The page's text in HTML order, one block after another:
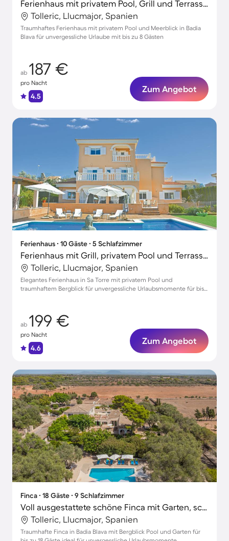
Ferienhaus mit privatem Pool, Grill und Terrasse | Naturblick
Tolleric, Llucmajor, Spanien
Traumhaftes Ferienhaus mit privatem Pool und Meerblick in Badia
Blava für unvergessliche Urlaube mit bis zu 8 Gästen
ab 187 €
pro Nacht
4.5
Zum Angebot
Ferienhaus ∙ 10 Gäste ∙ 5 Schlafzimmer
Ferienhaus mit Grill, privatem Pool und Terrasse | Bergblick
Tolleric, Llucmajor, Spanien
Elegantes Ferienhaus in Sa Torre mit privatem Pool und
traumhaftem Bergblick für unvergessliche Urlaubsmomente für bis
ab 199 €
pro Nacht
4.6
Zum Angebot
Finca ∙ 18 Gäste ∙ 9 Schlafzimmer
Voll ausgestattete schöne Finca mit Garten, schnellem Internet und Terrasse | Gartenblick
Tolleric, Llucmajor, Spanien
Traumhafte Finca in Badia Blava mit Bergblick Pool und Garten für